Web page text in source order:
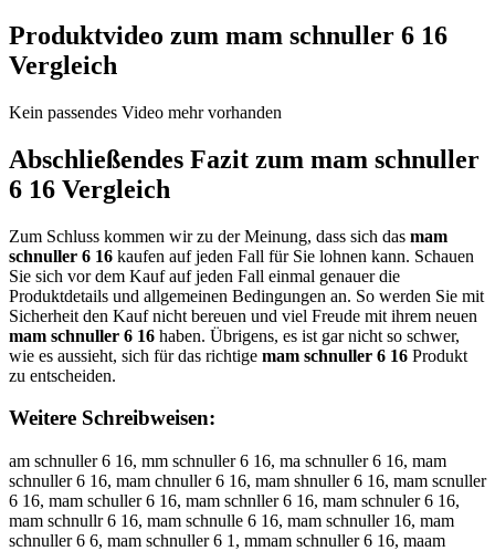
Produktvideo zum mam schnuller 6 16
Vergleich
Kein passendes Video mehr vorhanden
Abschließendes Fazit zum mam schnuller
6 16 Vergleich
Zum Schluss kommen wir zu der Meinung, dass sich das mam
schnuller 6 16 kaufen auf jeden Fall für Sie lohnen kann. Schauen
Sie sich vor dem Kauf auf jeden Fall einmal genauer die
Produktdetails und allgemeinen Bedingungen an. So werden Sie mit
Sicherheit den Kauf nicht bereuen und viel Freude mit ihrem neuen
mam schnuller 6 16 haben. Übrigens, es ist gar nicht so schwer,
wie es aussieht, sich für das richtige mam schnuller 6 16 Produkt
zu entscheiden.
Weitere Schreibweisen:
am schnuller 6 16, mm schnuller 6 16, ma schnuller 6 16, mam
schnuller 6 16, mam chnuller 6 16, mam shnuller 6 16, mam scnuller
6 16, mam schuller 6 16, mam schnller 6 16, mam schnuler 6 16,
mam schnullr 6 16, mam schnulle 6 16, mam schnuller 16, mam
schnuller 6 6, mam schnuller 6 1, mmam schnuller 6 16, maam